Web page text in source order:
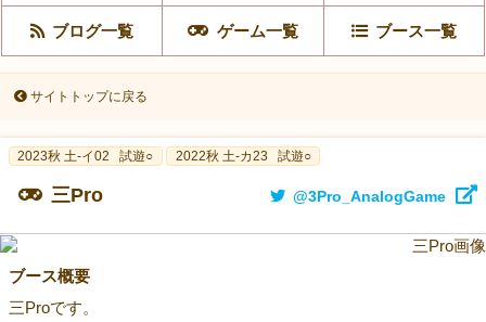
ブログ一覧 ゲーム一覧 ブース一覧
サイトトップに戻る
2023秋 土-イ02 試遊○ 2022秋 土-カ23 試遊○
三Pro @3Pro_AnalogGame
ブース概要
三Proです。